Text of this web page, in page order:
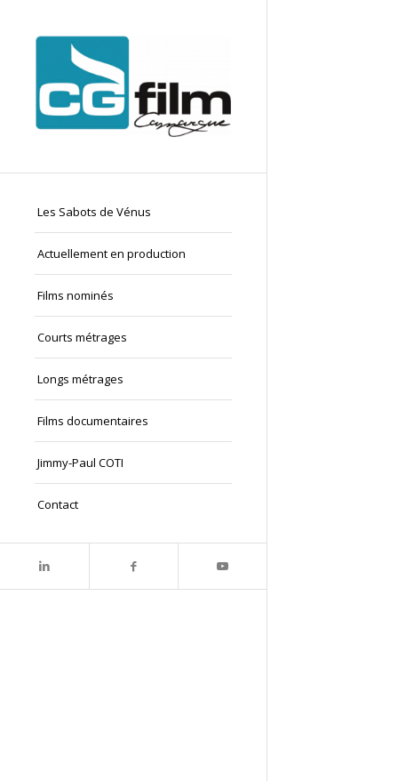
Les Sabots de Vénus
Actuellement en production
Films nominés
Courts métrages
Longs métrages
Films documentaires
Jimmy-Paul COTI
Contact